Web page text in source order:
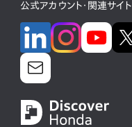
公式アカウント・関連サイト